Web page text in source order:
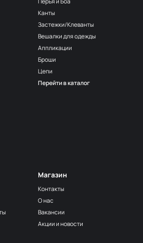
МП-20-F222/2
МП-20-F222/3
МП-20-F257
МП-20-309/1
МП-20-F206
МП-20-F321/1
МП-20-191/2
Канты
Застежки/Клеванты
Вешалки для одежды
Аппликации
Броши
Цепи
Перейти в каталог
Магазин
Контакты
О нас
Вакансии
Акции и новости